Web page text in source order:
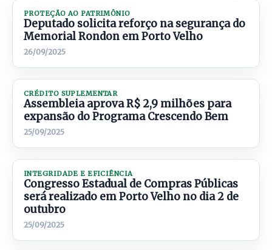
PROTEÇÃO AO PATRIMÔNIO
Deputado solicita reforço na segurança do
Memorial Rondon em Porto Velho
26/09/2025
CRÉDITO SUPLEMENTAR
Assembleia aprova R$ 2,9 milhões para
expansão do Programa Crescendo Bem
25/09/2025
INTEGRIDADE E EFICIÊNCIA
Congresso Estadual de Compras Públicas
será realizado em Porto Velho no dia 2 de
outubro
25/09/2025